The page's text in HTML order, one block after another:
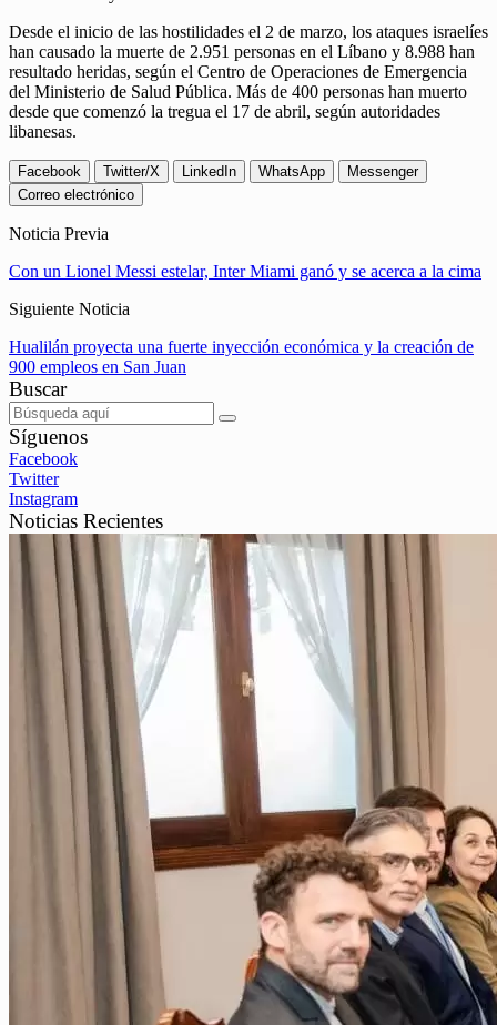
Desde el inicio de las hostilidades el 2 de marzo, los ataques israelíes
han causado la muerte de 2.951 personas en el Líbano y 8.988 han
resultado heridas, según el Centro de Operaciones de Emergencia
del Ministerio de Salud Pública. Más de 400 personas han muerto
desde que comenzó la tregua el 17 de abril, según autoridades
libanesas.
Facebook Twitter/X LinkedIn WhatsApp
Messenger
Correo electrónico
Noticia Previa
Con un Lionel Messi estelar, Inter Miami ganó y se acerca a la cima
Siguiente Noticia
Hualilán proyecta una fuerte inyección económica y la creación de
900 empleos en San Juan
Buscar
Síguenos
Facebook
Twitter
Instagram
Noticias Recientes